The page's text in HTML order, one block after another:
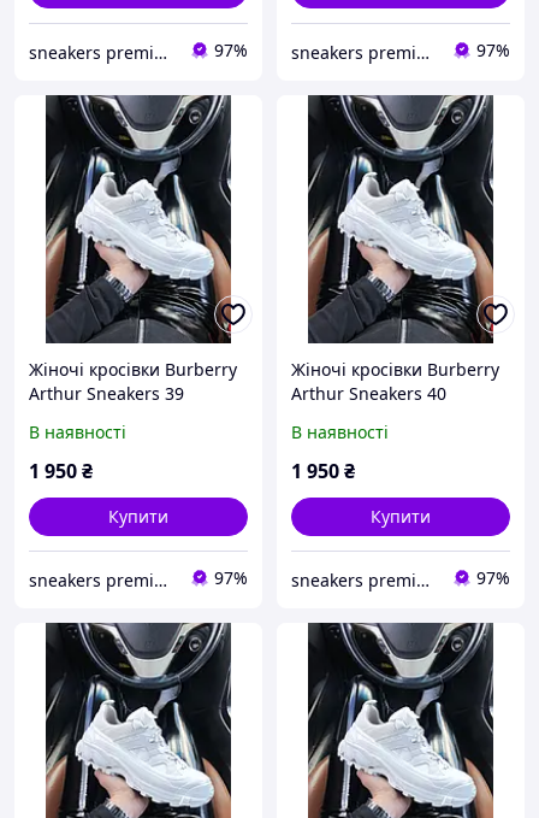
sneakers premium 97% sneakers premium 97%
Жіночі кросівки Burberry
Arthur Sneakers 39
В наявності
1 950₴
Купити
sneakers premium 97%
Жіночі кросівки Burberry
Arthur Sneakers 40
В наявності
1 950₴
Купити
sneakers premium 97%